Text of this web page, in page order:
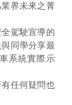
界未來之菁
駕駛宣導的
同學分享最
系統實際示
任何疑問也